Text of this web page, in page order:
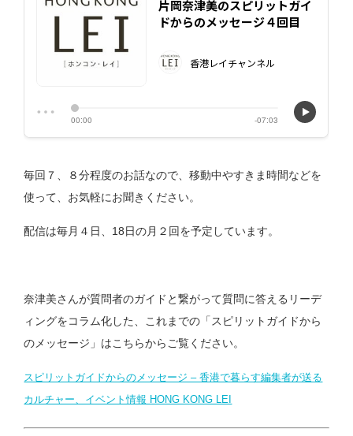
毎回７、８分程度のお話なので、移動中やすきま時間などを
使って、お気軽にお聞きください。
配信は毎月４日、18日の月２回を予定しています。
奈津美さんが質問者のガイドと繋がって質問に答えるリーデ
ィングをコラム化した、これまでの 「スピリットガイドから
のメッセージ」はこちらからご覧ください。
スピリットガイドからのメッセージ – 香港で暮らす編集者が送る
カルチャー、イベント情報 HONG KONG LEI